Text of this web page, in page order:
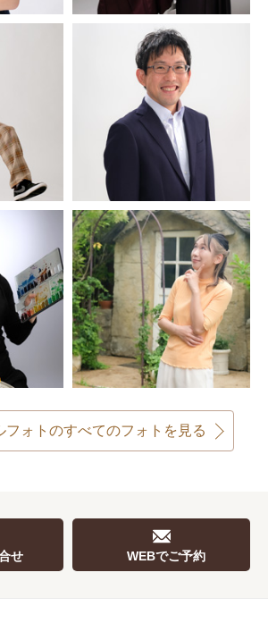
フォトのすべてのフォトを見る
せ WEBでご予約